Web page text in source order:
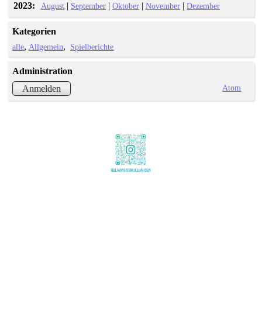
2023: August | September |Oktober |November |Dezember
Kategorien
alle Allgemein Spielberichte
Administration
Anmelden
Atom